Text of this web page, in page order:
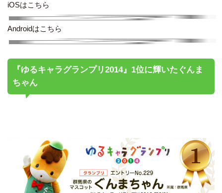
iOSはこちら
Androidはこちら
『ゆるキャラグランプリ2014』1位に輝いたぐんま
ちゃん